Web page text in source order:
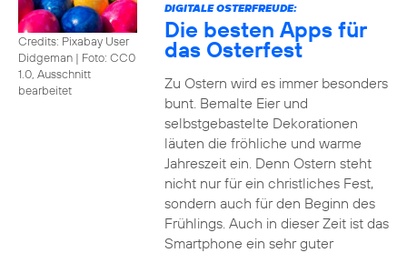
Credits: Pixabay User
Didgeman | Foto: CC0
1.0, Ausschnitt
bearbeitet
DIGITALE OSTERFREUDE:
Die besten Apps für
das Osterfest
Zu Ostern wird es immer besonders
bunt. Bemalte Eier und
selbstgebastelte Dekorationen
läuten die fröhliche und warme
Jahreszeit ein. Denn Ostern steht
nicht nur für ein christliches Fest,
sondern auch für den Beginn des
Frühlings. Auch in dieser Zeit ist das
Smartphone ein sehr guter